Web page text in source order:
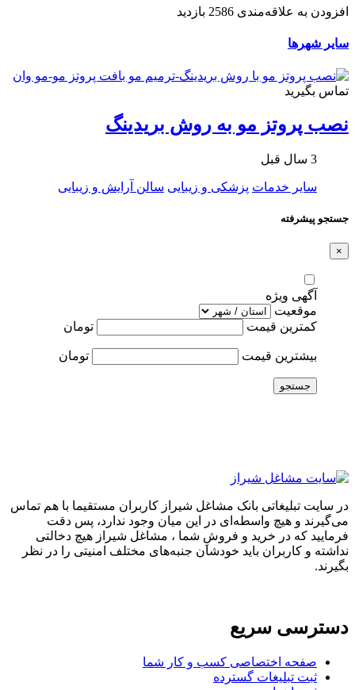
افزودن به علاقه‌مندی 2586 بازدید
سایر شهرها
تماس بگیرید
نصب پروتز مو به روش بریدینگ
3 سال قبل
سایر خدمات پزشکی و زیبایی سالن آرایش و زیبایی
جستجو پیشرفته
×
آگهی ویژه
موقعیت
کمترین قیمت
تومان
بیشترین قیمت تومان
جستجو
در سایت تبلیغاتی بانک مشاغل شیراز کاربران مستقیما با هم تماس
می‌گیرند و هیچ واسطه‌ای در این میان وجود ندارد، پس دقت
فرمایید که در خرید و فروشِ شما ، مشاغل شیراز هیچ دخالتی
نداشته و کاربران باید خودشان جنبه‌های مختلف امنیتی را در نظر
بگیرند.
دسترسی سریع
صفحه اختصاصی کسب و کار شما
ثبت تبلیغات گسترده